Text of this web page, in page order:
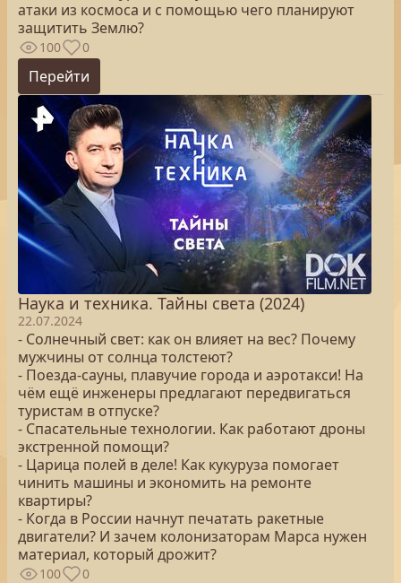
атаки из космоса и с помощью чего планируют
защитить Землю?
100 0
Перейти
Наука и техника. Тайны света (2024)
22.07.2024
- Солнечный свет: как он влияет на вес? Почему
мужчины от солнца толстеют?
- Поезда-сауны, плавучие города и аэротакси! На
чём ещё инженеры предлагают передвигаться
туристам в отпуске?
- Спасательные технологии. Как работают дроны
экстренной помощи?
- Царица полей в деле! Как кукуруза помогает
чинить машины и экономить на ремонте
квартиры?
- Когда в России начнут печатать ракетные
двигатели? И зачем колонизаторам Марса нужен
материал, который дрожит?
100 0